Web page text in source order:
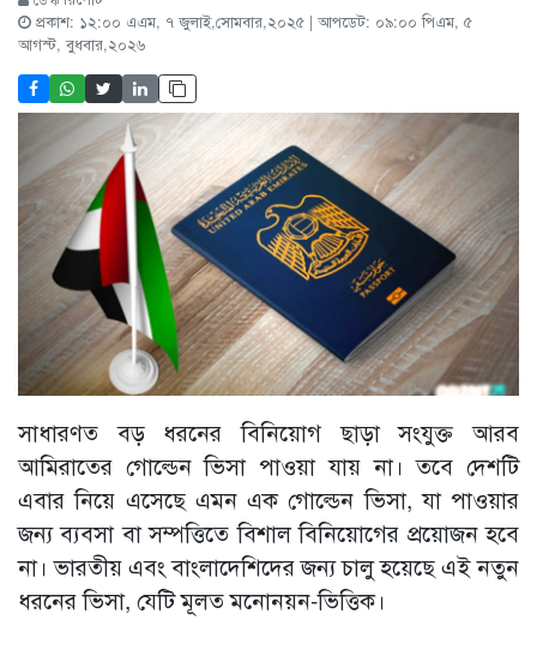
প্রকাশ: ১২:০০ এএম, ৭ জুলাই,সোমবার,২০২৫ | আপডেট: ০৯:০০ পিএম, ৫
আগস্ট, বুধবার,২০২৬
সাধারণত বড় ধরনের বিনিয়োগ ছাড়া সংযুক্ত আরব
আমিরাতের গোল্ডেন ভিসা পাওয়া যায় না। তবে দেশটি
এবার নিয়ে এসেছে এমন এক গোল্ডেন ভিসা, যা পাওয়ার
জন্য ব্যবসা বা সম্পত্তিতে বিশাল বিনিয়োগের প্রয়োজন হবে
না। ভারতীয় এবং বাংলাদেশিদের জন্য চালু হয়েছে এই নতুন
ধরনের ভিসা, যেটি মূলত মনোনয়ন-ভিত্তিক।